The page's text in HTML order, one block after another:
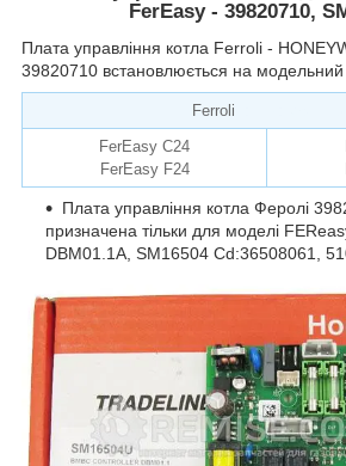
FerEasy - 39820710,
Плата управління котла Ferroli -
39820710 встановлюється на модельний
Ferroli
FerEasy C24
FerEasy F24
Плата управління котла Феролі
призначена тільки для моделі
DBM01 1А, SM16504 Cd:36508061,